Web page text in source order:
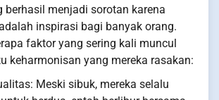
berhasil menjadi sorotan karena
inspirasi bagi banyak orang.
faktor yang sering kali muncul
keharmonisan yang mereka rasakan:
Meski sibuk, mereka selalu